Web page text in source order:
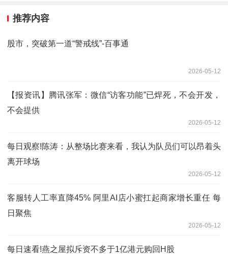
推荐内容
股市，突破第一道“警戒线”-百事通
2026-05-12
【报资讯】腾讯张军：微信“访客功能”已焊死，不会开发，
不会提供
2026-05-12
每日观察!陈涛：从整场比赛来看，我认为队员们可以昂着头
离开球场
2026-05-12
客服转人工率直降45% 阿里AI店小蜜扛起商家增长重任 每
日聚焦
2026-05-12
每日速看!燕之屋拟斥资不多于1亿港元购回H股